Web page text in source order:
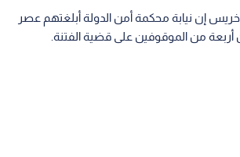
إن نيابة محكمة أمن الدولة أبلغتهم عصر
أربعة من الموقوفين على قضية الفتنة.